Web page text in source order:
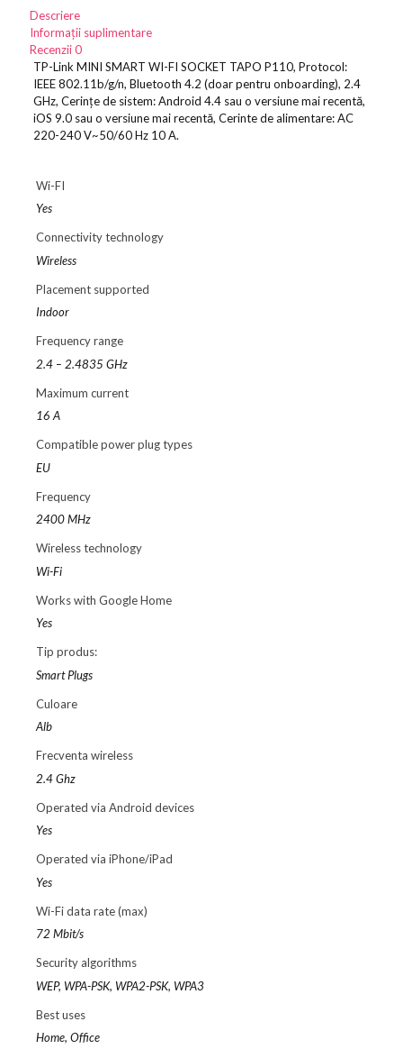
P110,
Protocol:
IEEE
802.11b/g/n,
Descriere
Informații suplimentare
Recenzii0
TP-Link MINI SMART WI-FI SOCKET TAPO P110, Protocol:
IEEE 802.11b/g/n, Bluetooth 4.2 (doar pentru onboarding), 2.4
GHz, Cerințe de sistem: Android 4.4 sau o versiune mai recentă,
iOS 9.0 sau o versiune mai recentă, Cerinte de alimentare: AC
220-240 V~50/60 Hz 10 A.
Wi-FI
Yes
Connectivity technology
Wireless
Placement supported
Indoor
Frequency range
2.4 – 2.4835 GHz
Maximum current
16 A
Compatible power plug types
EU
Frequency
2400 MHz
Wireless technology
Wi-Fi
Works with Google Home
Yes
Tip produs:
Smart Plugs
Culoare
Alb
Frecventa wireless
2.4 Ghz
Operated via Android devices
Yes
Operated via iPhone/iPad
Yes
Wi-Fi data rate (max)
72 Mbit/s
Security algorithms
WEP, WPA-PSK, WPA2-PSK, WPA3
Best uses
Home, Office